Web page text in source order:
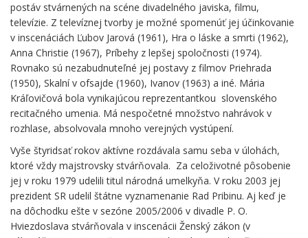
postáv stvárnených na scéne divadelného javiska, filmu,
televízie. Z televíznej tvorby je možné spomenúť jej účinkovanie
v inscenáciách Ľubov Jarová (1961), Hra o láske a smrti (1962),
Anna Christie (1967), Príbehy z lepšej spoločnosti (1974).
Rovnako sú nezabudnuteľné jej postavy z filmov Priehrada
(1950), Skalní v ofsajde (1960), Ivanov (1963) a iné. Mária
Kráľovičová bola vynikajúcou reprezentantkou slovenského
recitačného umenia. Má nespočetné množstvo nahrávok v
rozhlase, absolvovala mnoho verejných vystúpení.
Vyše štyridsať rokov aktívne rozdávala samu seba v úlohách,
ktoré vždy majstrovsky stvárňovala. Za celoživotné pôsobenie
jej v roku 1979 udelili titul národná umelkyňa. V roku 2003 jej
prezident SR udelil štátne vyznamenanie Rad Pribinu. Aj keď je
na dôchodku ešte v sezóne 2005/2006 v divadle P. O.
Hviezdoslava stvárňovala v inscenácii Ženský zákon (v